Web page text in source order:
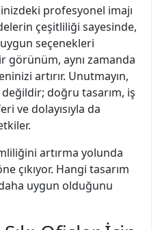
profesyonel imajı
çeşitliliği sayesinde,
seçenekleri
görünüm, aynı zamanda
artırır. Unutmayın,
doğru tasarım, iş
ve dolayısıyla da
artırma yolunda
çıkıyor. Hangi tasarım
uygun olduğunu